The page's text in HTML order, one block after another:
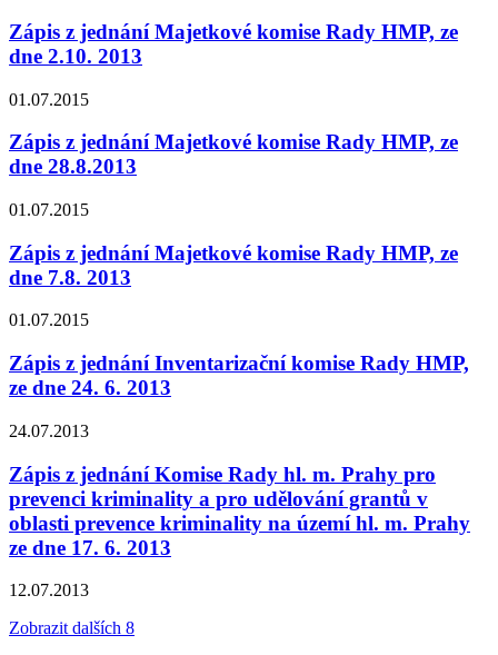
Zápis z jednání Majetkové komise Rady HMP, ze
dne 2.10. 2013
01.07.2015
Zápis z jednání Majetkové komise Rady HMP, ze
dne 28.8.2013
01.07.2015
Zápis z jednání Majetkové komise Rady HMP, ze
dne 7.8. 2013
01.07.2015
Zápis z jednání Inventarizační komise Rady HMP,
ze dne 24. 6. 2013
24.07.2013
Zápis z jednání Komise Rady hl. m. Prahy pro
prevenci kriminality a pro udělování grantů v
oblasti prevence kriminality na území hl. m. Prahy
ze dne 17. 6. 2013
12.07.2013
Zobrazit dalších 8